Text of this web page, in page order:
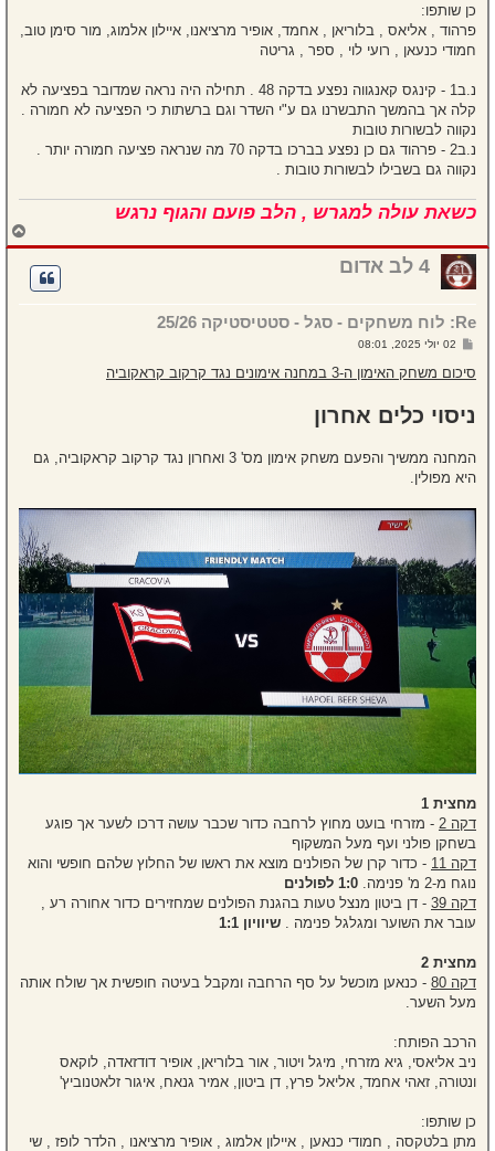
כן שותפו:
פרהוד , אליאס , בלוריאן , אחמד, אופיר מרציאנו, איילון אלמוג, מור סימן טוב,
חמודי כנעאן , רועי לוי , ספר , גריטה
נ.ב1 - קינגס קאנגווה נפצע בדקה 48 . תחילה היה נראה שמדובר בפציעה לא
קלה אך בהמשך התבשרנו גם ע"י השדר וגם ברשתות כי הפציעה לא חמורה .
נקווה לבשורות טובות
נ.ב2 - פרהוד גם כן נפצע בברכו בדקה 70 מה שנראה פציעה חמורה יותר .
נקווה גם בשבילו לבשורות טובות .
כשאת עולה למגרש , הלב פועם והגוף נרגש
ח
ז
4 לב אדום
Re: לוח משחקים - סגל - סטטיסטיקה 25/26
ש
י
ח
02 יולי 2025, 08:01
סיכום משחק האימון ה-3 במחנה אימונים נגד קרקוב קראקוביה
ניסוי כלים אחרון
המחנה ממשיך והפעם משחק אימון מס' 3 ואחרון נגד קרקוב קראקוביה, גם
היא מפולין.
מחצית 1
דקה 2 - מזרחי בועט מחוץ לרחבה כדור שכבר עושה דרכו לשער אך פוגע
בשחקן פולני ועף מעל המשקוף
דקה 11
- כדור קרן של הפולנים מוצא את ראשו של החלוץ שלהם חופשי והוא
נוגח מ-2 מ' פנימה.
1:0 לפולנים
דקה 39
- דן ביטון מנצל טעות בהגנת הפולנים שמחזירים כדור אחורה רע ,
עובר את השוער ומגלגל פנימה .
שיוויון 1:1
מחצית 2
דקה 80
- כנאען מוכשל על סף הרחבה ומקבל בעיטה חופשית אך שולח אותה
מעל השער.
הרכב הפותח:
ניב אליאסי, גיא מזרחי, מיגל ויטור, אור בלוריאן, אופיר דודזאדה, לוקאס
ונטורה, זאהי אחמד, אליאל פרץ, דן ביטון, אמיר גנאח, איגור זלאטנוביץ'
כן שותפו:
מתן בלטקסה , חמודי כנאען , איילון אלמוג , אופיר מרציאנו , הלדר לופז , שי